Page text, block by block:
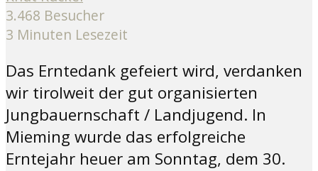
3.468 Besucher
3 Minuten Lesezeit
Das Erntedank gefeiert wird, verdanken
wir tirolweit der gut organisierten
Jungbauernschaft / Landjugend. In
Mieming wurde das erfolgreiche
Erntejahr heuer am Sonntag, dem 30.